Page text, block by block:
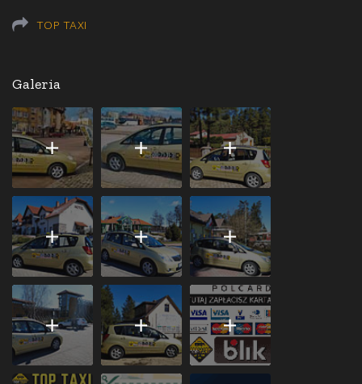
TOP TAXI
Galeria